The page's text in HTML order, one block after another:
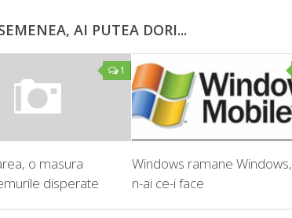
AI PUTEA DORI...
1
o masura
disperate
Windows ramane Windows,
n-ai ce-i face